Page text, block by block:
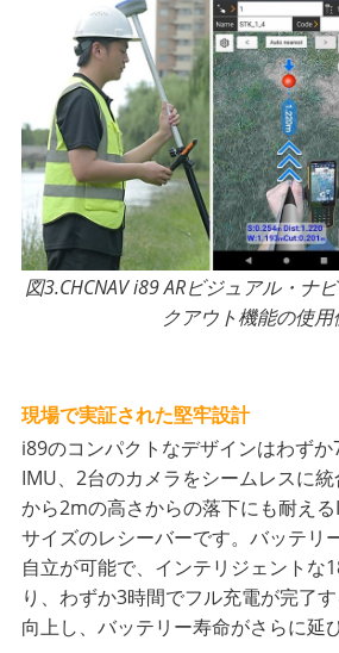
図3.CHCNAV i89 ARビジュアル・ナ
クアウト機能の使用
現場で実証された堅牢設計
i89のコンパクトなデザインはわずか
IMU、2台のカメラをシームレスに
から2mの高さからの落下にも耐え
サイズのレシーバーです。バッテリ
自立が可能で、インテリジェントな
り、わずか3時間でフル充電が完了
向上し、バッテリー寿命がさらに延